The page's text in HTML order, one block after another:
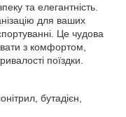
та елегантність.
для ваших
Це чудова
з комфортом,
поїздки.
бутадієн,